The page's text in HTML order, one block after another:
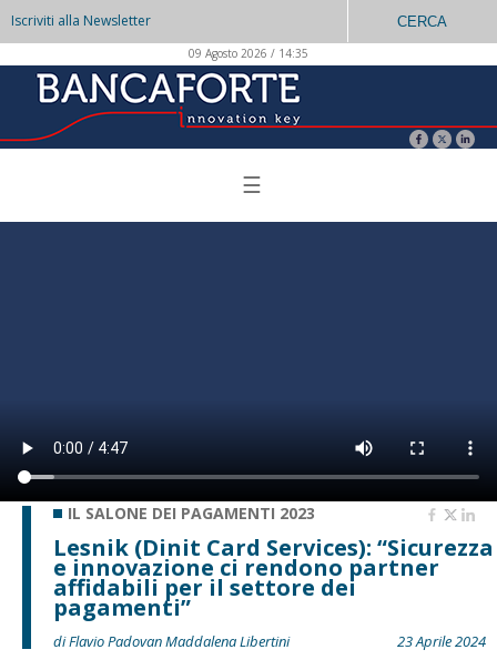
Iscriviti alla Newsletter CERCA
09 Agosto 2026 / 14:35
☰
IL SALONE DEI PAGAMENTI 2023
Lesnik (Dinit Card Services): “Sicurezza
e innovazione ci rendono partner
affidabili per il settore dei
pagamenti”
di Flavio Padovan Maddalena Libertini
23 Aprile 2024